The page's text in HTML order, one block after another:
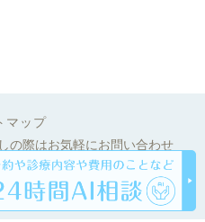
マップ
の際はお気軽にお問い合わせ
い。
グ南口駅前接骨院